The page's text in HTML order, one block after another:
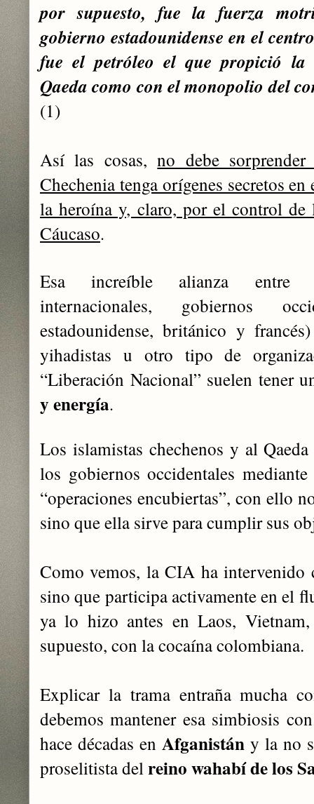
por supuesto, fue la fuerza
gobierno estadounidense en el
fue el petróleo el que propició la
Qaeda como con el monopolio del
(1)
Así las cosas,no debe
Chechenia tenga orígenes secretos
la heroína y, claro, por el control de
Cáucaso.
Esa increíble alianza entre
internacionales, gobiernos
estadounidense, británico y
yihadistas u otro tipo de
“Liberación Nacional” suelen tener
y energía.
Los islamistas chechenos y al
los gobiernos occidentales
“operaciones encubiertas”, con ello
sino que ella sirve para cumplir sus
Como vemos, la CIA ha
sino que participa activamente en el
ya lo hizo antes en Laos,
supuesto, con la cocaína colombiana.
Explicar la trama entraña mucha
debemos mantener esa simbiosis
hace décadas en Afganistán y la no
proselitista delreino wahabí de los